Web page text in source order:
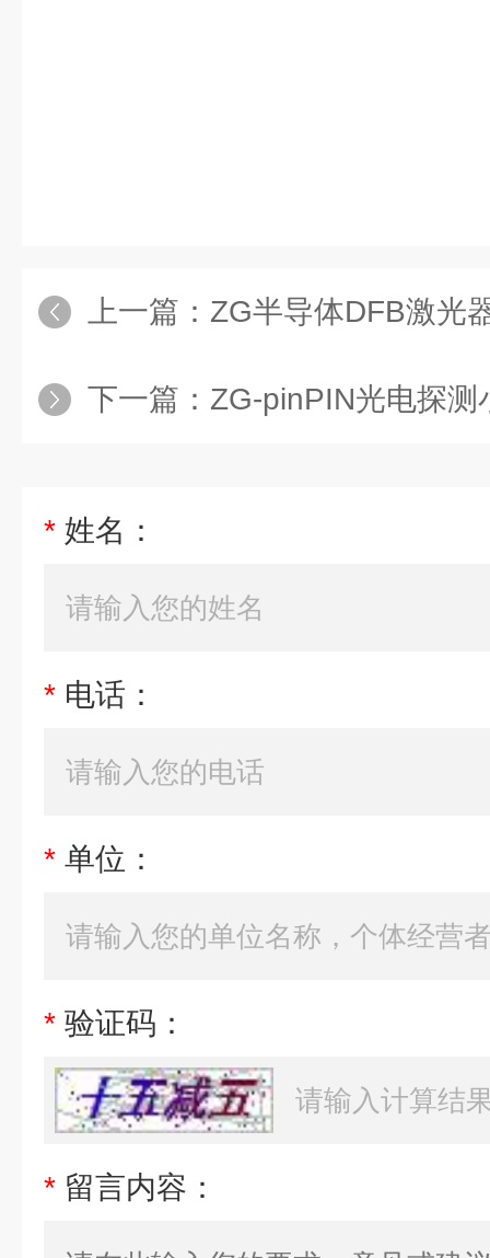
上一篇： ZG半导体DFB激光
下一篇： ZG-pinPIN光电探测
* 姓名：
* 电话：
* 单位：
* 验证码：
* 留言内容：